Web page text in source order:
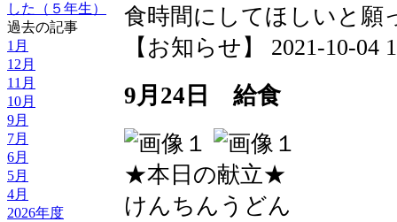
した（５年生）
過去の記事
1月
12月
11月
10月
9月
7月
6月
5月
4月
2026年度
食時間にしてほしいと願
【お知らせ】 2021-10-04
9月24日 給食
★本日の献立★
けんちんうどん